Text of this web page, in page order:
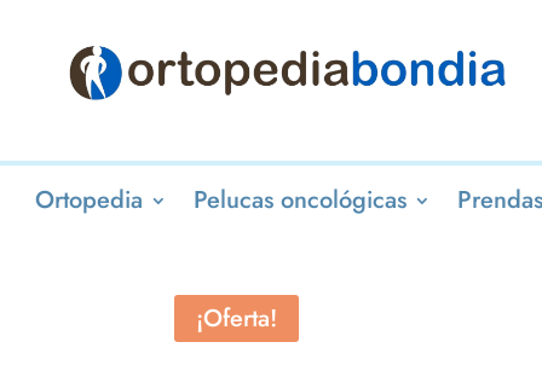
Ortopedia Pelucas oncológicas
¡Oferta!